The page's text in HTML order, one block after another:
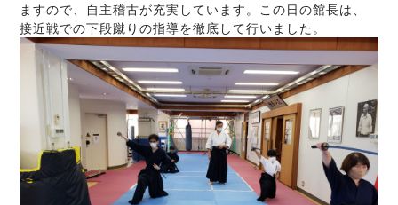
ますので、自主稽古が充実しています。この日の館長は、
接近戦での下段蹴りの指導を徹底して行いました。